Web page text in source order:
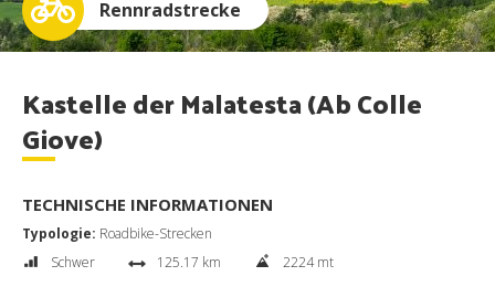
Rennradstrecke
Kastelle der Malatesta (Ab Colle
Giove)
TECHNISCHE INFORMATIONEN
Typologie: Roadbike-Strecken
Schwer
125.17 km 2224 mt